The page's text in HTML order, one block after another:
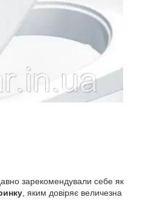
зарекомендували себе як
, яким довіряє величезна